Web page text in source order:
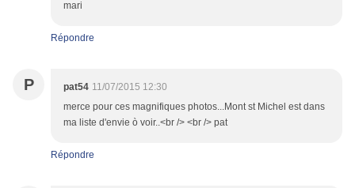
mari
Répondre
P pat54 11/07/2015 12:30
merce pour ces magnifiques photos...Mont st Michel est dans
ma liste d'envie ò voir..<br /> <br /> pat
Répondre